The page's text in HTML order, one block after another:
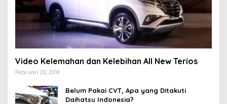
Video Kelemahan dan Kelebihan All New Terios
Februari 20, 2018
Belum Pakai CVT, Apa yang Ditakuti
Daihatsu Indonesia?